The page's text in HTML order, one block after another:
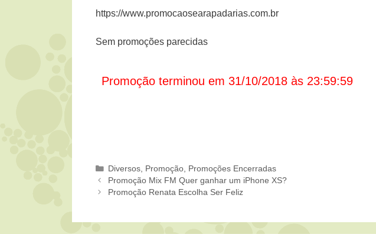
https://www.promocaosearapadarias.com.br
Sem promoções parecidas
Promoção terminou em 31/10/2018 às 23:59:59
Categorias
Diversos Promoção Promoções Encerradas
Promoção Mix FM Quer ganhar um iPhone XS?
Promoção Renata Escolha Ser Feliz